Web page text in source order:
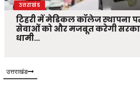
उत्तराखंड
टिहरी में मेडिकल कॉलेज स्थापना
सेवाओं को और मजबूत करेगी
धामी…
उत्तराखंड